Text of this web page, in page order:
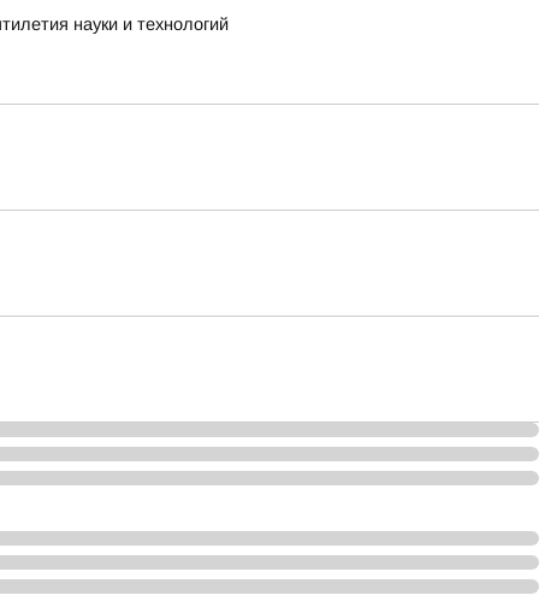
науки и технологий